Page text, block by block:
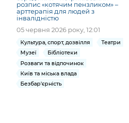
розпис «котячим пензликом» –
арттерапія для людей з
інвалідністю
05 червня 2026 року, 12:01
Культура, спорт, дозвілля
Театри
Музеї
Бібліотеки
Розваги та відпочинок
Київ та міська влада
Безбар'єрність